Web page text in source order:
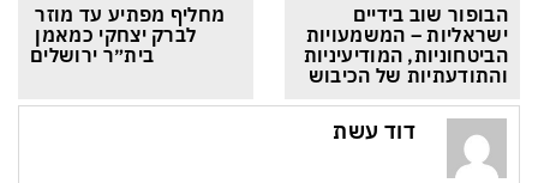
הבופור שוב בידיים
ישראליות – המשמעויות
הביטחוניות, המודיעיניות
והתודעתיות של הכיבוש
מחליף מפתיע עד מוזר
לברק יצחקי כמאמן
בית״ר ירושלים
דוד עשת